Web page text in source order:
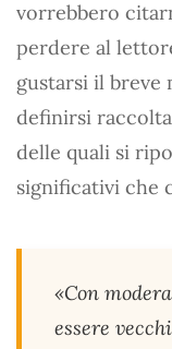
vorrebbero
perdere al
gustarsi il breve
definirsi
delle quali si
significativi che
«Con
essere